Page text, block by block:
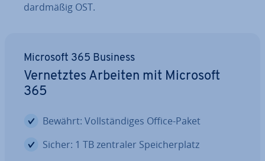
dard­mä­ßig OST.
Microsoft 365 Business
Ver­netz­tes Arbeiten mit Microsoft
365
Bewährt: Voll­stän­di­ges Office-Paket
Sicher: 1 TB zentraler Spei­cher­platz